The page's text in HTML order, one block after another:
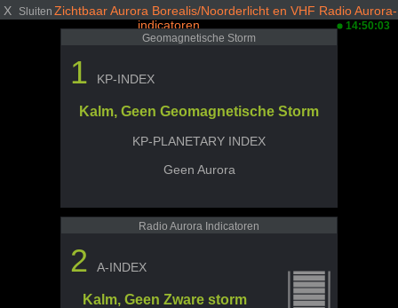
X Sluiten Zichtbaar Aurora Borealis/Noorderlicht en VHF Radio Aurora-
indicatoren
14:50:03
Geomagnetische Storm
1 KP-INDEX
Kalm, Geen Geomagnetische Storm
KP-PLANETARY INDEX
Geen Aurora
Radio Aurora Indicatoren
2 A-INDEX
Kalm, Geen Zware storm